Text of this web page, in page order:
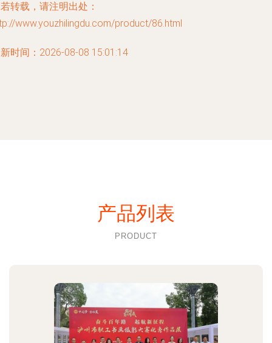
转载，请注明出处：
www.youzhilingdu.com/product/86.html
时间：2026-08-08 15:01:14
产品列表
PRODUCT